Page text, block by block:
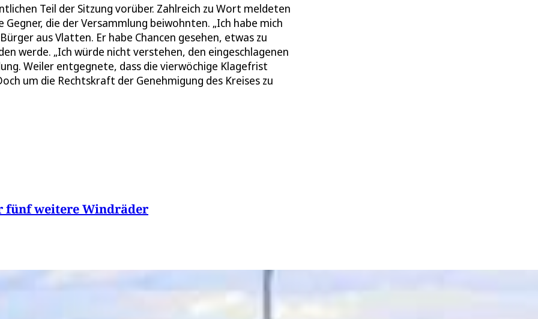
Teil der Sitzung vorüber. Zahlreich zu Wort meldeten
die der Versammlung beiwohnten. „Ich habe mich
aus Vlatten. Er habe Chancen gesehen, etwas zu
werde. „Ich würde nicht verstehen, den eingeschlagenen
Weiler entgegnete, dass die vierwöchige Klagefrist
um die Rechtskraft der Genehmigung des Kreises zu
fünf weitere Windräder